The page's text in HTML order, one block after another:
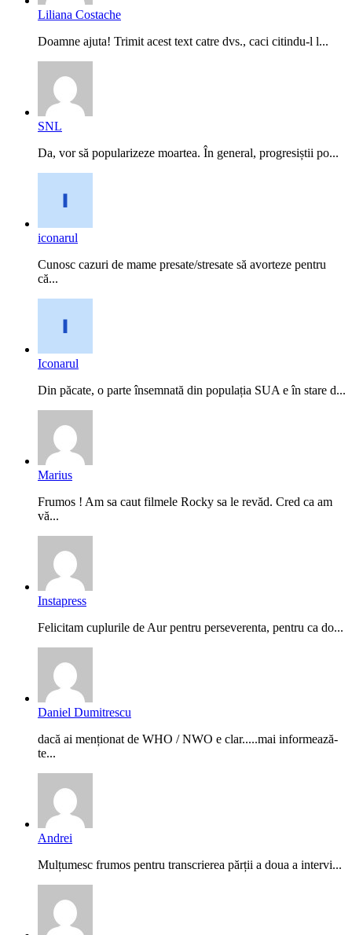
Liliana Costache
Doamne ajuta! Trimit acest text catre dvs., caci citindu-l l...
SNL
Da, vor să popularizeze moartea. În general, progresiștii po...
iconarul
Cunosc cazuri de mame presate/stresate să avorteze pentru
că...
Iconarul
Din păcate, o parte însemnată din populația SUA e în stare d...
Marius
Frumos ! Am sa caut filmele Rocky sa le revăd. Cred ca am
vă...
Instapress
Felicitam cuplurile de Aur pentru perseverenta, pentru ca do...
Daniel Dumitrescu
dacă ai menționat de WHO / NWO e clar.....mai informează-
te...
Andrei
Mulțumesc frumos pentru transcrierea părții a doua a intervi...